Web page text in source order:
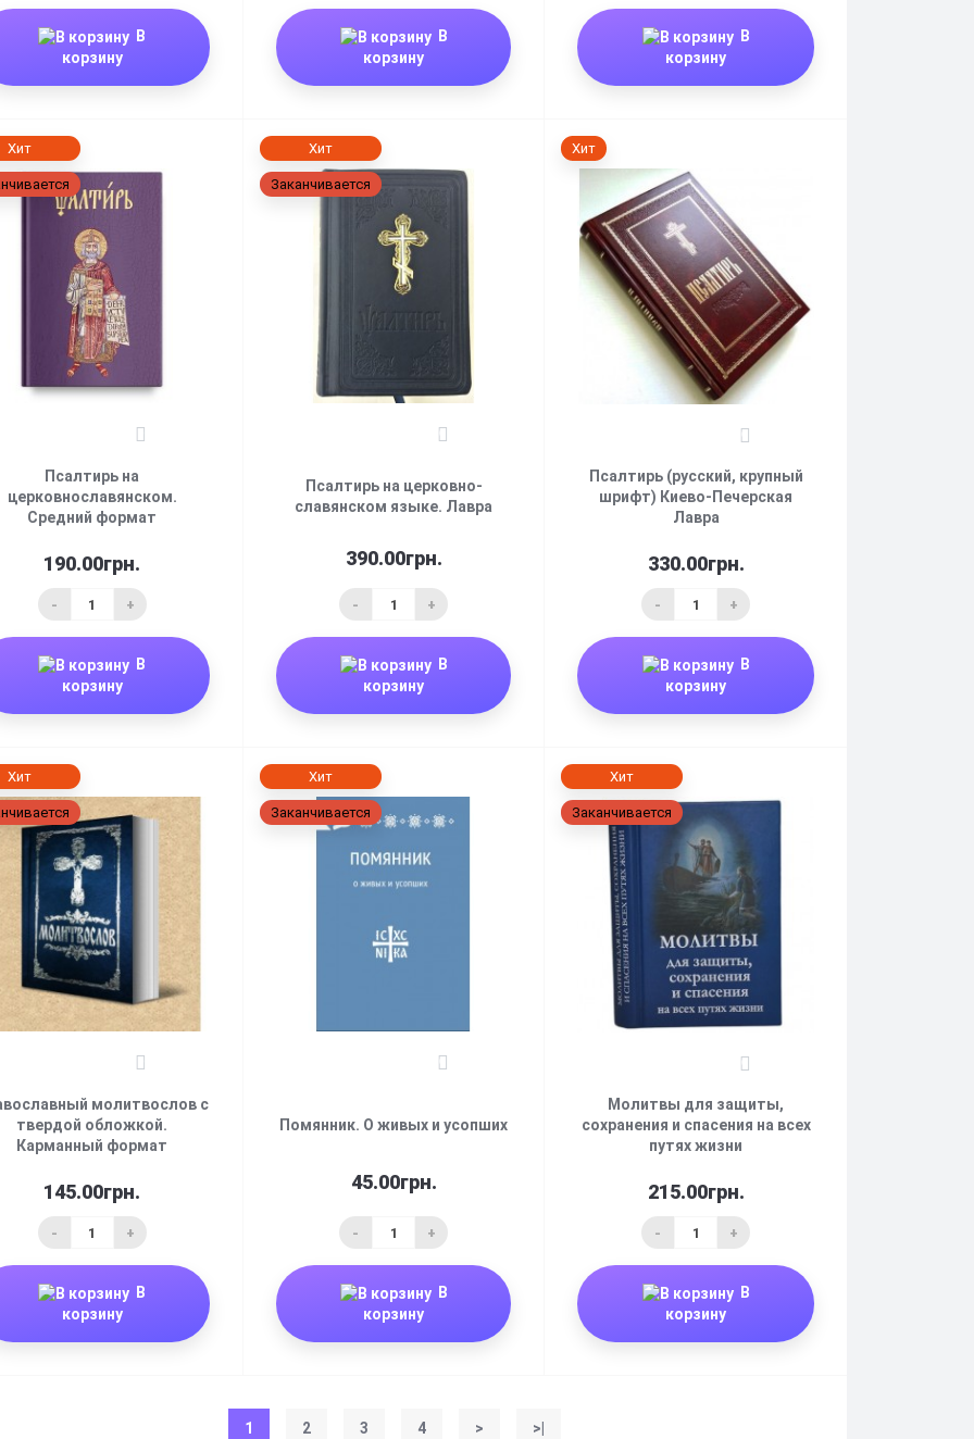
В
корзину
В
корзину
В
корзину
Хит
Псалтирь на
церковнославянском.
Средний формат
190.00грн.
- +
В
корзину
Хит
Заканчивается
Псалтирь на церковно-
славянском языке. Лавра
390.00грн.
- +
В
корзину
Хит
Псалтирь (русский, крупный
шрифт) Киево-Печерская
Лавра
330.00грн.
- +
В
корзину
Хит
молитвослов с
твердой обложкой.
Карманный формат
145.00грн.
- +
В
корзину
Хит
Заканчивается
Помянник. О живых и усопших
45.00грн.
- +
В
корзину
Хит
Заканчивается
Молитвы для защиты,
сохранения и спасения на всех
путях жизни
215.00грн.
- +
В
корзину
1 2 3 4 > >|